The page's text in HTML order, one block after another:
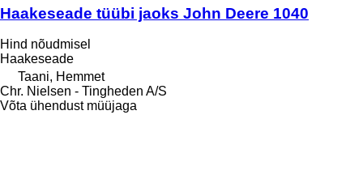
Haakeseade tüübi jaoks John Deere 1040
Hind nõudmisel
Haakeseade
Taani, Hemmet
Chr. Nielsen - Tingheden A/S
Võta ühendust müüjaga